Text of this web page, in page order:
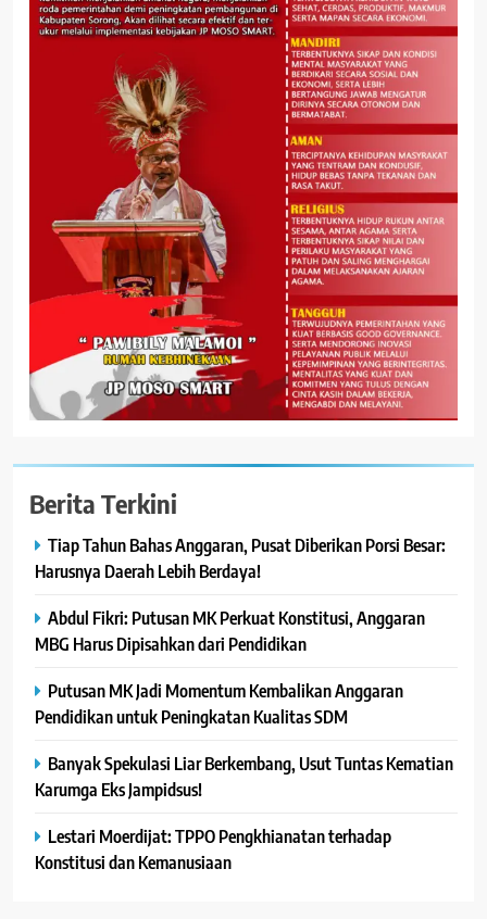
Berita Terkini
Tiap Tahun Bahas Anggaran, Pusat Diberikan Porsi Besar:
Harusnya Daerah Lebih Berdaya!
Abdul Fikri: Putusan MK Perkuat Konstitusi, Anggaran
MBG Harus Dipisahkan dari Pendidikan
Putusan MK Jadi Momentum Kembalikan Anggaran
Pendidikan untuk Peningkatan Kualitas SDM
Banyak Spekulasi Liar Berkembang, Usut Tuntas Kematian
Karumga Eks Jampidsus!
Lestari Moerdijat: TPPO Pengkhianatan terhadap
Konstitusi dan Kemanusiaan